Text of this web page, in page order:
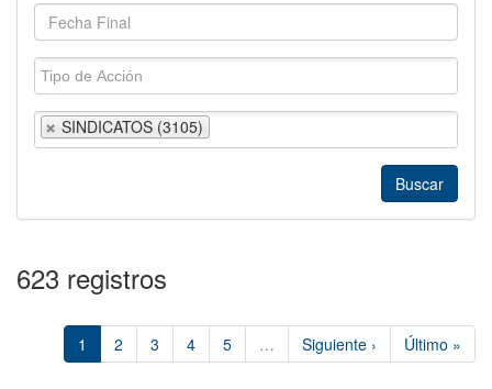
SINDICATOS (3105)
623 registros
1 2 3 4 5 … Siguiente › Último »